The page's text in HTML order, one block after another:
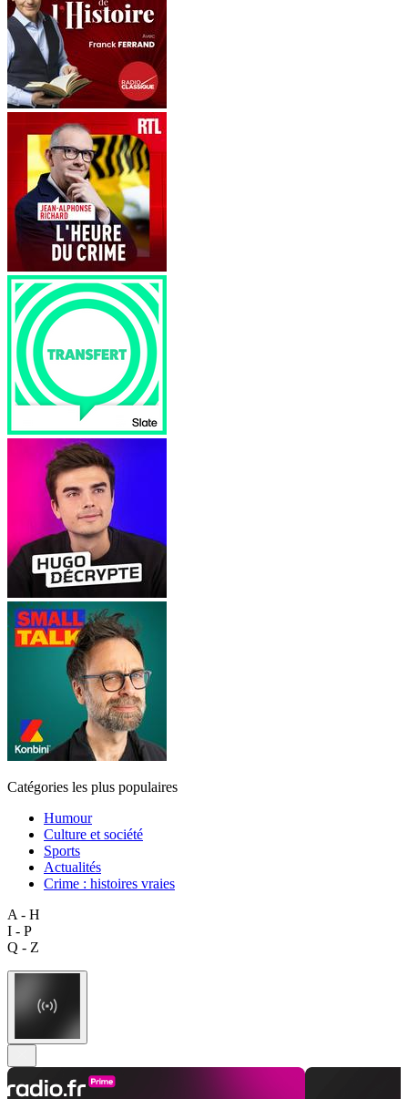
Catégories les plus populaires
Humour
Culture et société
Sports
Actualités
Crime : histoires vraies
A - H
I - P
Q - Z